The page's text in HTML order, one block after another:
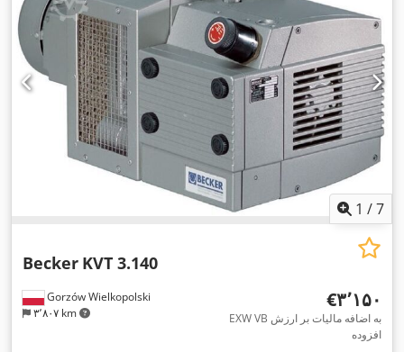
1 /7
Gorzów Wielkopolski
۳٬۸۰۷ km
Becker KVT 3.140
‎€۳٬۱۵۰
EXW VB به اضافه مالیات بر ارزش
افزوده